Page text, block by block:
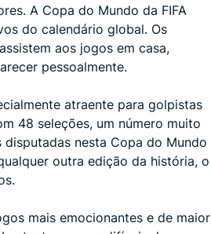
A Copa do Mundo da FIFA
do calendário global. Os
aos jogos em casa,
pessoalmente.
atraente para golpistas
48 seleções, um número muito
nesta Copa do Mundo
outra edição da história, o
mais emocionantes e de maior